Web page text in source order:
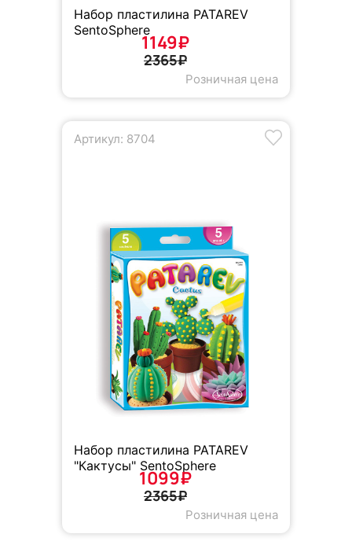
Набор пластилина PATAREV
SentoSphere
1149₽
2365₽
Розничная цена
Артикул: 8704
Набор пластилина PATAREV
"Кактусы" SentoSphere
1099₽
2365₽
Розничная цена